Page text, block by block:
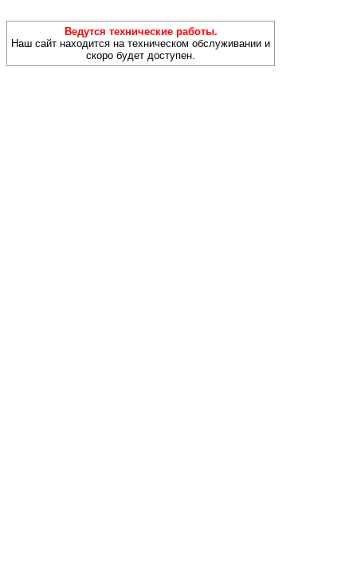
Ведутся технические работы.
Наш сайт находится на техническом обслуживании и
скоро будет доступен.